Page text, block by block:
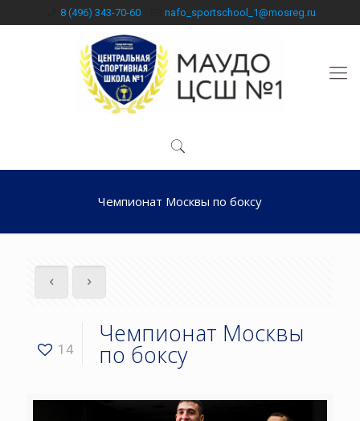
8 (496) 343-70-60 nafo_sportschool_1@mosreg.ru
Чемпионат Москвы по боксу
14
Чемпионат Москвы
по боксу